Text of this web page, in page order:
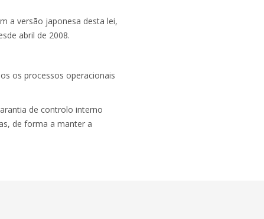
a versão japonesa desta lei,
abril de 2008.
os processos operacionais
de controlo interno
de forma a manter a